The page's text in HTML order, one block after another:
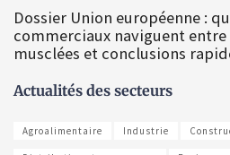
Dossier Union européenne :
commerciaux naviguent
musclées et conclusions
Actualités des secteurs
Agroalimentaire Industrie